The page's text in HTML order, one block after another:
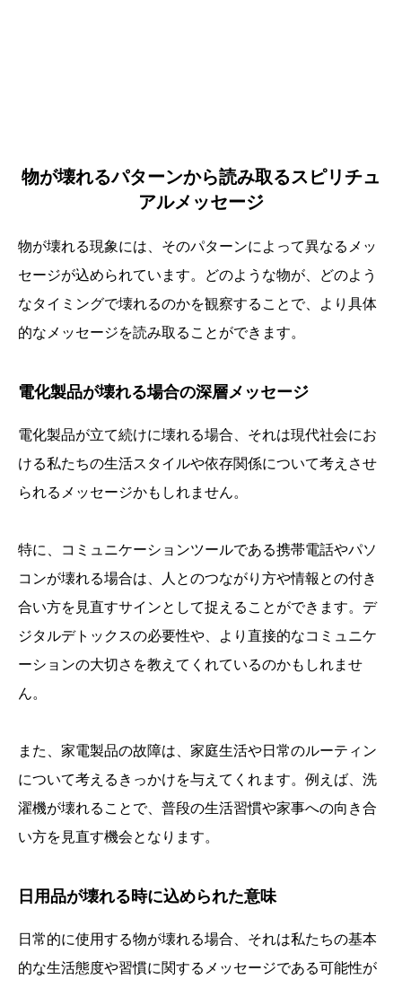
物が壊れるパターンから読み取るスピリチュ
アルメッセージ
物が壊れる現象には、そのパターンによって異なるメッ
セージが込められています。どのような物が、どのよう
なタイミングで壊れるのかを観察することで、より具体
的なメッセージを読み取ることができます。
電化製品が壊れる場合の深層メッセージ
電化製品が立て続けに壊れる場合、それは現代社会にお
ける私たちの生活スタイルや依存関係について考えさせ
られるメッセージかもしれません。
特に、コミュニケーションツールである携帯電話やパソ
コンが壊れる場合は、人とのつながり方や情報との付き
合い方を見直すサインとして捉えることができます。デ
ジタルデトックスの必要性や、より直接的なコミュニケ
ーションの大切さを教えてくれているのかもしれませ
ん。
また、家電製品の故障は、家庭生活や日常のルーティン
について考えるきっかけを与えてくれます。例えば、洗
濯機が壊れることで、普段の生活習慣や家事への向き合
い方を見直す機会となります。
日用品が壊れる時に込められた意味
日常的に使用する物が壊れる場合、それは私たちの基本
的な生活態度や習慣に関するメッセージである可能性が